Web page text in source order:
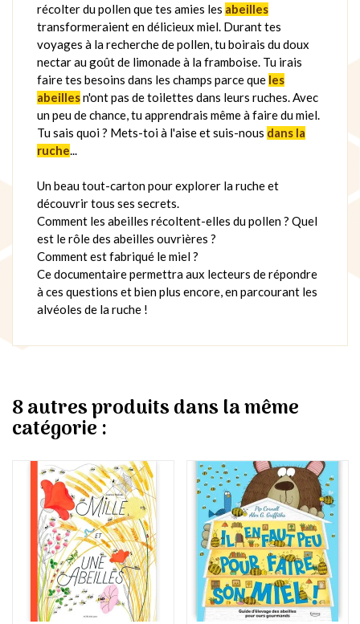
récolter du pollen que tes amies les abeilles
transformeraient en délicieux miel. Durant tes
voyages à la recherche de pollen, tu boirais du doux
nectar au goût de limonade à la framboise. Tu irais
faire tes besoins dans les champs parce que les
abeillesn'ont pas de toilettes dans leurs ruches. Avec
un peu de chance, tu apprendrais même à faire du miel.
Tu sais quoi ? Mets-toi à l'aise et suis-nous dans la
ruche...
Un beau tout-carton pour explorer la ruche et
découvrir tous ses secrets.
Comment les abeilles récoltent-elles du pollen ? Quel
est le rôle des abeilles ouvrières ?
Comment est fabriqué le miel ?
Ce documentaire permettra aux lecteurs de répondre
à ces questions et bien plus encore, en parcourant les
alvéoles de la ruche !
8 autres produits dans la même
catégorie :